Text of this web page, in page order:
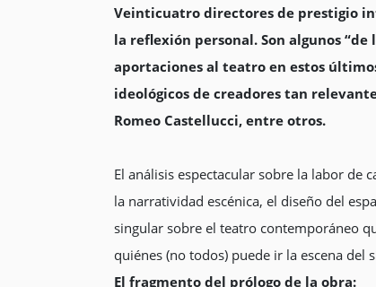
Veinticuatro directores de prestigio
la reflexión personal. Son algunos
aportaciones al teatro en estos
ideológicos de creadores tan
Romeo Castellucci, entre otros.
El análisis espectacular sobre la labor de
la narratividad escénica, el diseño del
singular sobre el teatro contemporáneo
quiénes (no todos) puede ir la escena del
El fragmento del prólogo de la obra: